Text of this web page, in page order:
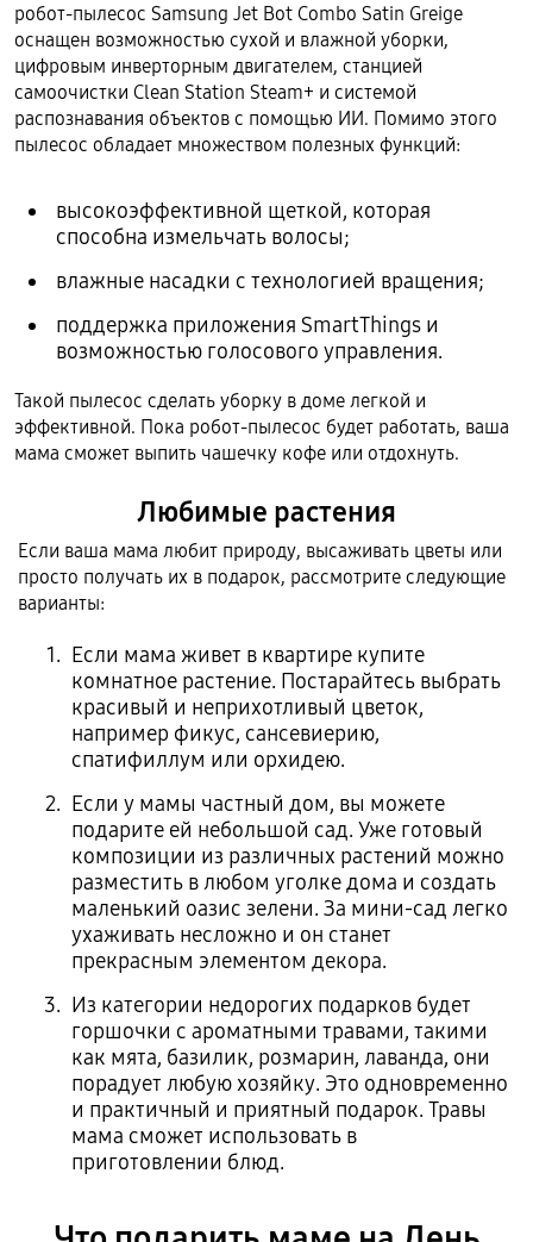
робот-пылесос Samsung Jet Bot Combo Satin Greige
оснащен возможностью сухой и влажной уборки,
цифровым инверторным двигателем, станцией
самоочистки Clean Station Steam+ и системой
распознавания объектов с помощью ИИ. Помимо этого
пылесос обладает множеством полезных функций:
высокоэффективной щеткой, которая
способна измельчать волосы;
влажные насадки с технологией вращения;
поддержка приложения SmartThings и
возможностью голосового управления.
Такой пылесос сделать уборку в доме легкой и
эффективной. Пока робот-пылесос будет работать, ваша
мама сможет выпить чашечку кофе или отдохнуть.
Любимые растения
Если ваша мама любит природу, высаживать цветы или
просто получать их в подарок, рассмотрите следующие
варианты:
Если мама живет в квартире купите
комнатное растение. Постарайтесь выбрать
красивый и неприхотливый цветок,
например фикус, сансевиерию,
спатифиллум или орхидею.
Если у мамы частный дом, вы можете
подарите ей небольшой сад. Уже готовый
композиции из различных растений можно
разместить в любом уголке дома и создать
маленький оазис зелени. За мини-сад легко
ухаживать несложно и он станет
прекрасным элементом декора.
Из категории недорогих подарков будет
горшочки с ароматными травами, такими
как мята, базилик, розмарин, лаванда, они
порадует любую хозяйку. Это одновременно
и практичный и приятный подарок. Травы
мама сможет использовать в
приготовлении блюд.